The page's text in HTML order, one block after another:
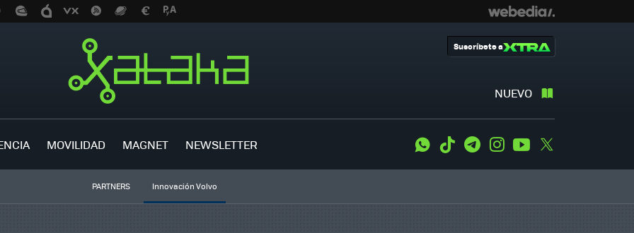
NUEVO
Suscríbete a
MOVILIDAD MAGNET NEWSLETTER WhatsApp
Tiktok TelegramInstagramYoutube
PARTNERS Innovación Volvo